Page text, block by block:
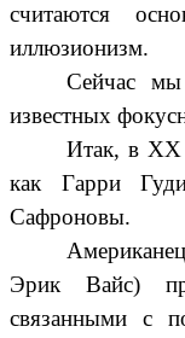
считаются
иллюзионизм.
Сейчас
известных
Итак, в XX
как Гарри
Сафроновы.
Эрик Вайс)
связанными с